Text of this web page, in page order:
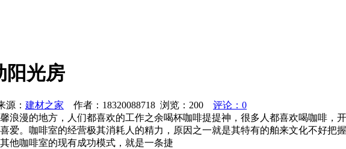
阳光房
： 建材之家 作者：18320088718 浏览： 200
评论：0
浪漫的地方，人们都喜欢的工作之余喝杯咖啡提提神，很多人都喜欢喝咖啡，
爱。咖啡室的经营极其消耗人的精力，原因之一就是其特有的舶来文化不好把
他咖啡室的现有成功模式，就是一条捷